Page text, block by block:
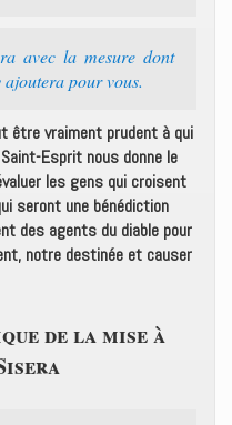
avec la mesure dont
ajoutera pour vous.
être vraiment prudent à qui
Esprit nous donne le
les gens qui croisent
seront une bénédiction
des agents du diable pour
notre destinée et causer
de la mise à